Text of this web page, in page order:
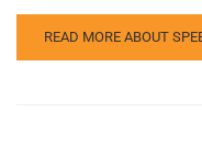
READ MORE ABOUT